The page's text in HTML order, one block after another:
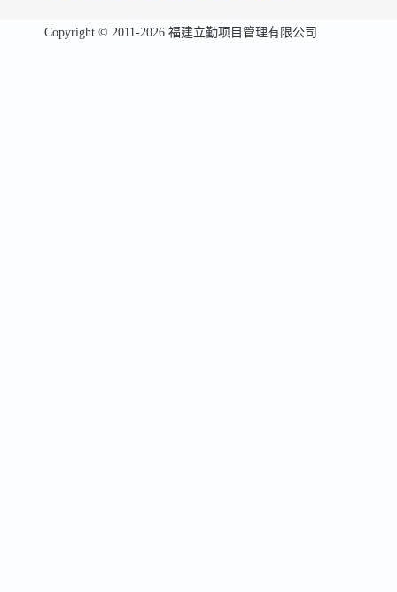
Copyright © 2011-2026 福建立勤项目管理有限公司